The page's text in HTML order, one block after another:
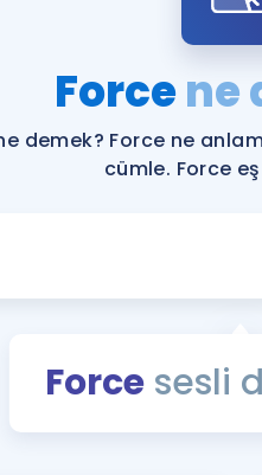
Forcene
demek? Force ne
cümle. Force
Forcesesli